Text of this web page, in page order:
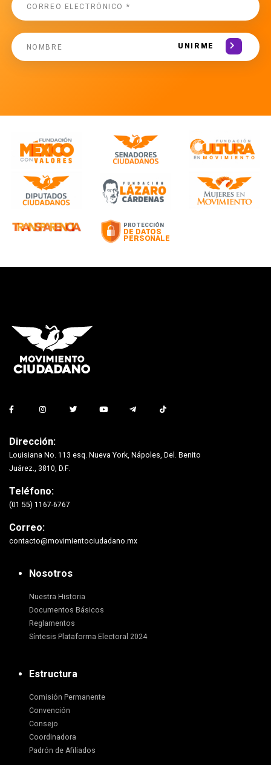
UNIRME
Dirección:
Louisiana No. 113 esq. Nueva York, Nápoles, Del. Benito
Juárez., 3810, D.F.
Teléfono:
(01 55) 1167-6767
Correo:
contacto@movimientociudadano.mx
Nosotros
Nuestra Historia
Documentos Básicos
Reglamentos
Síntesis Plataforma Electoral 2024
Estructura
Comisión Permanente
Convención
Consejo
Coordinadora
Padrón de Afiliados